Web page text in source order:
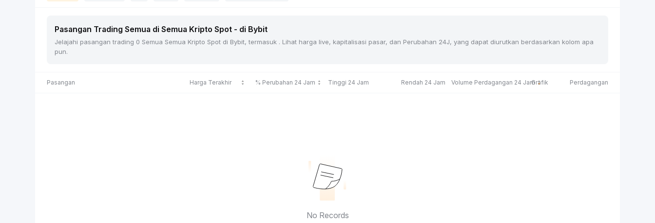
Pasangan Trading Semua di Semua Kripto Spot - di Bybit
Jelajahi pasangan trading 0 Semua Semua Kripto Spot di Bybit, termasuk . Lihat harga live, kapitalisasi pasar, dan Perubahan 24J, yang dapat diurutkan berdasarkan kolom apa
pun.
Pasangan Harga Terakhir % Perubahan 24 Jam Tinggi 24 Jam Rendah 24 Jam Volume Perdagangan 24 JamGrafik Perdagangan
No Records